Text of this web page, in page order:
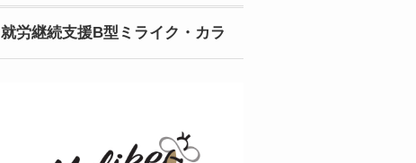
就労継続支援B型ミライク・カラ